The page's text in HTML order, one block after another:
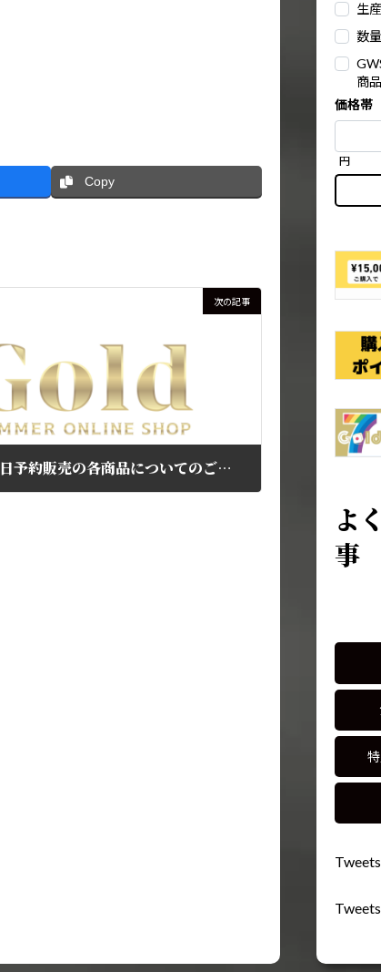
Copy
次の記事
【お知らせ】5月16日予約販売の各商品についてのご連絡
生
数
商品
価格帯
円
よ
事